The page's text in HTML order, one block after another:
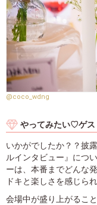
@coco_wdng
やってみたい♡ゲス
いかがでしたか？？披
ルインタビュー』につ
ーは、本番までどんな
ドキと楽しさを感じら
会場中が盛り上がるこ